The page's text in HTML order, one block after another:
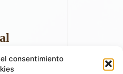
consentimiento